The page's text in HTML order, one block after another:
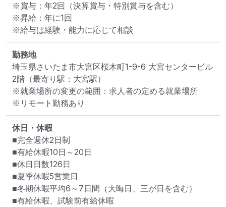
※賞与：年2回（決算賞与・特別賞与を含む）
※昇給：年に1回
※給与は経験・能力に応じて相談
勤務地
埼玉県さいたま市大宮区桜木町1-9-6 大宮センタービル
2階 （最寄り駅：大宮駅）
※就業場所の変更の範囲：求人者の定める就業場所
※リモート勤務あり
休日・休暇
■完全週休2日制
■有給休暇10日～20日
■休日日数126日
■夏季休暇5営業日
■冬期休暇平均6～7日間（大晦日、三が日を含む）
■有給休暇、試験前有給休暇